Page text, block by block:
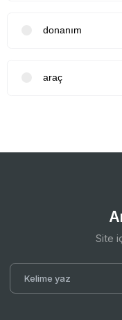
donanım
araç
Site